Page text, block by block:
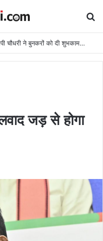
राष्ट्रीय हथकरघा दिवस पर वित्त मंत्री ओपी चौधरी ने बुनकरों को दी शुभकामनाएं
जड़ से होगा